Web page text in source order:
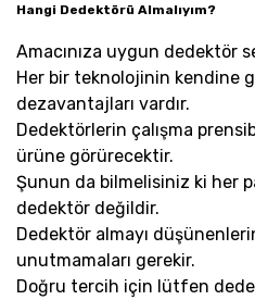
Hangi Dedektörü Almalıyım?
Amacınıza uygun dedektör
Her bir teknolojinin kendine
dezavantajları vardır.
Dedektörlerin çalışma
ürüne görürecektir.
Şunun da bilmelisiniz ki her
dedektör değildir.
Dedektör almayı
unutmamaları gerekir.
Doğru tercih için lütfen